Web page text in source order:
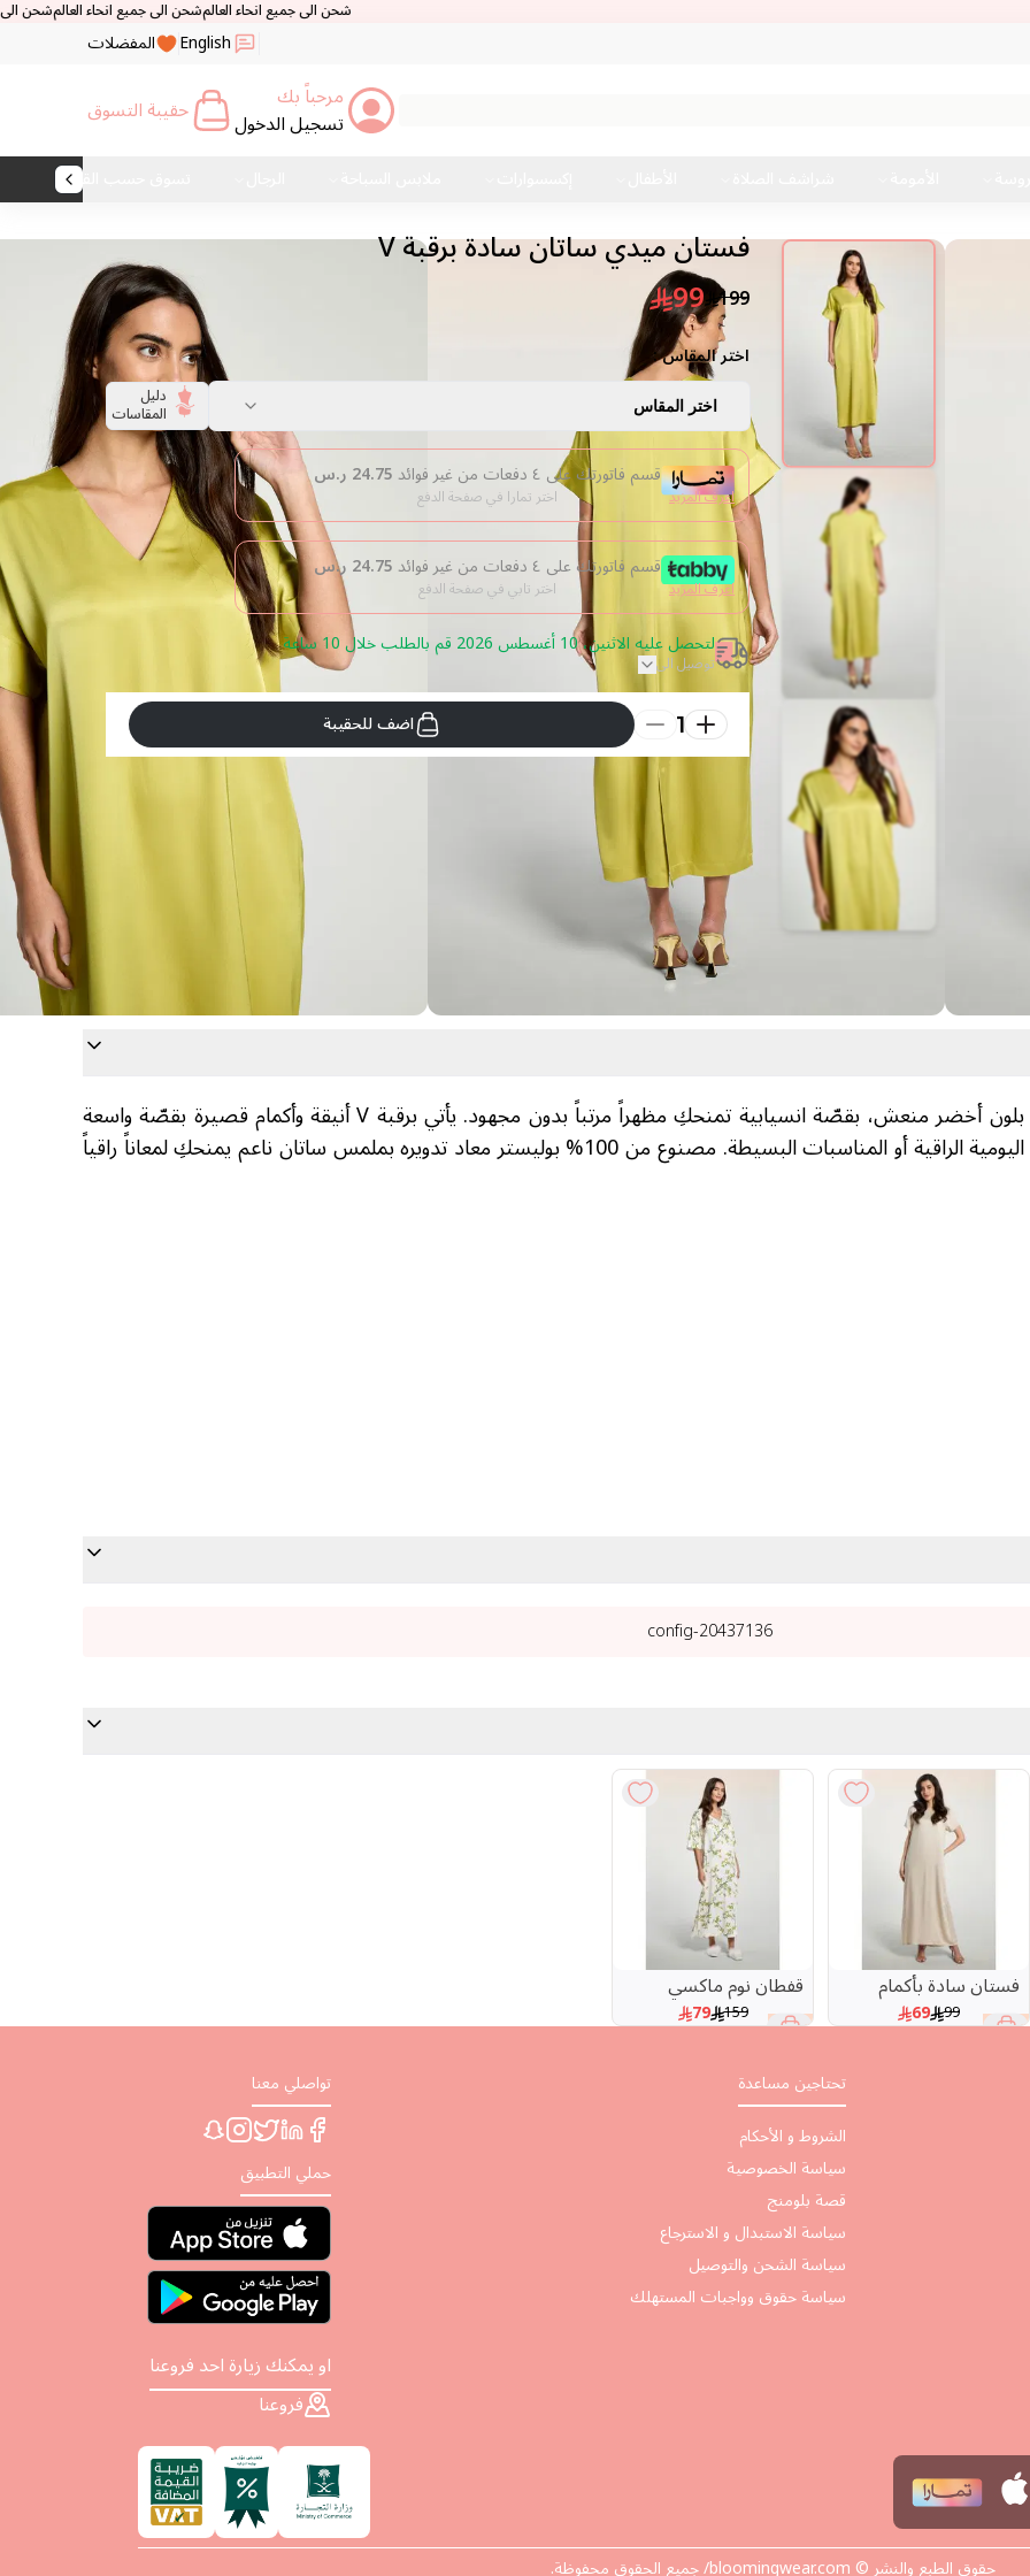
شحن الى جميع انحاء العالمشحن الى جميع انحاء العالمشحن الى جميع انحاء
English المفضلات
مرحباً بك
تسجيل الدخول حقيبة التسوق
تسوق حسب القماش
فستان ميدي ساتان سادة برقبة V
199
99
اختر المقاس :
اختر المقاس دليل
المقاسات
قسم فاتورتك على ٤ دفعات من غير فوائد 24.75 ر.س
اختر تمارا في صفحة الدفع اعرف المزيد
قسم فاتورتك على ٤ دفعات من غير فوائد 24.75 ر.س
اختر تابي في صفحة الدفع اعرف المزيد
لتحصل عليه الاثنين، 10 أغسطس 2026 قم بالطلب خلال 10 ساعة
توصيل الى
1 اضف للحقيبة
أناقة ناعمة بلمسة لامعة… فستان ميدي ساتان سادة بلون أخضر منعش، بقصّة انسيابية تمنحكِ مظهراً مرتباً بدون مجهود. يأتي برقبة V أنيقة وأكمام قصيرة بقصّة واسعة
تضيف راحة وخفة، مع طول ميدي مناسب للإطلالات اليومية الراقية أو المناسبات البسيطة. مصنوع من 100% بوليستر معاد تدويره بملمس ساتان ناعم يمنحكِ لمعاناً راقياً
20437136-config
فستان سادة بأكمام
قصيرة وياقة دائرية
99
69 30 %
قفطان نوم ماكسي
بطبعة أغصان وياقة V
159
79 50 %
تحتاجين مساعدة
الشروط و الأحكام
سياسة الخصوصية
قصة بلومنج
سياسة الاستبدال و الاسترجاع
سياسة الشحن والتوصيل
سياسة حقوق وواجبات المستهلك
تواصلي معنا
حملي التطبيق
او يمكنك زيارة احد فروعنا
فروعنا
حقوق الطبع والنشر © bloomingwear.com/ جميع الحقوق محفوظة.